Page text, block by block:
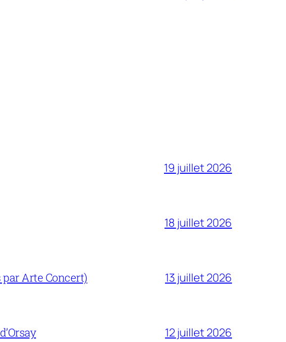
19 juillet 2026
18 juillet 2026
Arte Concert) 13 juillet 2026
12 juillet 2026